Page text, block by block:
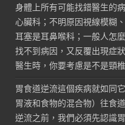
身體上所有可能找錯醫生的
心臟科；不明原因視線模糊
耳塞是耳鼻喉科；一般人怎
找不到病因，又反覆出現症
醫生時，你要考慮是不是頸
胃食道逆流這個疾病就如同
胃液和食物的混合物）往食
逆流之前，我們必須先認識